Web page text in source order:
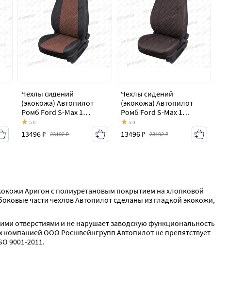
Чехлы сидений
(экокожа) Автопилот
Ромб Ford S-Max 1
дорестайлинг (2006-
2010)
5.0
13496 ₽ 23192 ₽
Чехлы сидений
(экокожа) Автопилот
Ромб Ford S-Max 1
дорестайлинг (2006-
2010)
5.0
13496 ₽ 23192 ₽
Аригон с полиуретановым покрытием на хлопковой
части чехлов Автопилот сделаны из гладкой экокожи,
отверстиями и не нарушает заводскую функциональность
ООО Росшвейнгрупп Автопилот не препятствует
9001-2011.